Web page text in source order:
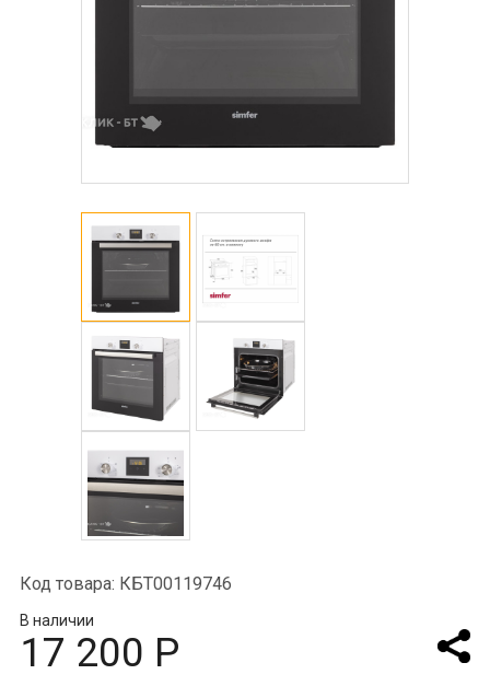
Код товара: КБТ00119746
В наличии
17 200 Р